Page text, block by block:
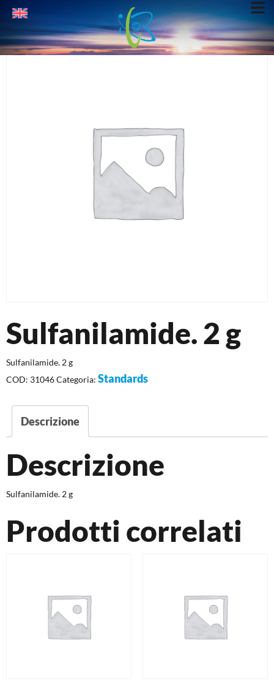
Home / Sulfanilamide. 2 g
Sulfanilamide. 2 g
Sulfanilamide. 2 g
COD: 31046Categoria: Standards
Descrizione
Descrizione
Sulfanilamide. 2 g
Prodotti correlati